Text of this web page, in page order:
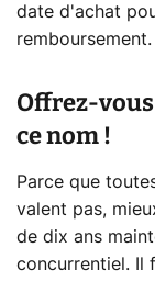
date d'achat
remboursement.
Offrez-
ce nom !
Parce que
valent pas,
de dix ans
concurrentiel. Il